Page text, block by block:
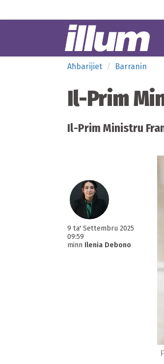
Aħbarijiet Barranin
Il-Prim
Il-Prim Ministru
9 ta' Settembru 2025
09:59
minn Ilenia Debono